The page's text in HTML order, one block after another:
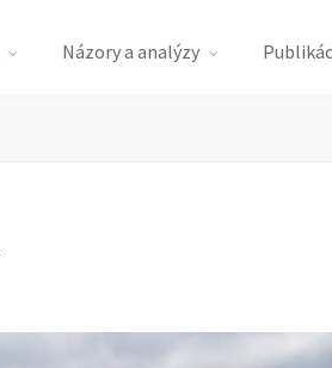
Názory a analýzy